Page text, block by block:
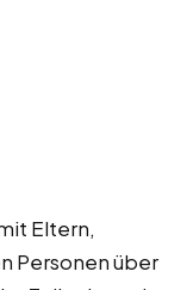
Eltern,
Personen über